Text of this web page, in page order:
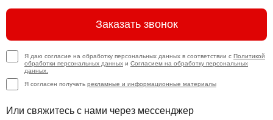
Заказать звонок
Я даю согласие на обработку персональных данных в соответствии с Политикой
обработки персональных данных и Согласием на обработку персональных
данных.
Я согласен получать рекламные и информационные материалы
Или свяжитесь с нами через мессенджер